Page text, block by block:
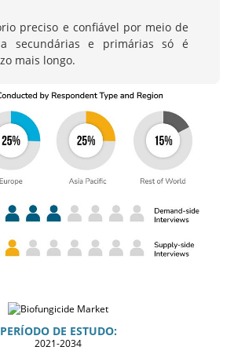
preciso e confiável por meio de
secundárias e primárias só é
mais longo.
PERÍODO DE ESTUDO:
2021-2034